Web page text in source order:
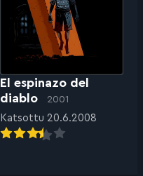
El espinazo del
diablo
2001
Katsottu 20.6.2008